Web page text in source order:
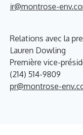
ir@montrose-
Relations avec la
Lauren Dowling
Première vice-
(214) 514-9809
pr@montrose-